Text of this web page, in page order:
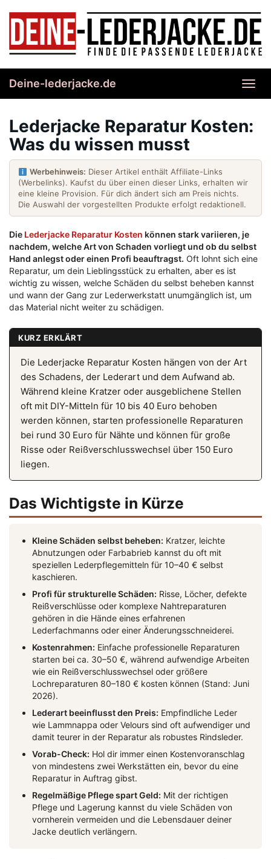
content
Deine-lederjacke.de
Lederjacke Reparatur Kosten:
Was du wissen musst
Werbehinweis: Dieser Artikel enthält Affiliate-Links
(Werbelinks). Kaufst du über einen dieser Links, erhalten wir
eine kleine Provision. Für dich ändert sich am Preis nichts.
Die Auswahl der vorgestellten Produkte erfolgt redaktionell.
Die Lederjacke Reparatur Kosten können stark variieren, je
nachdem, welche Art von Schaden vorliegt und ob du selbst
Hand anlegst oder einen Profi beauftragst. Oft lohnt sich eine
Reparatur, um dein Lieblingsstück zu erhalten, aber es ist
wichtig zu wissen, welche Schäden du selbst beheben kannst
und wann der Gang zur Lederwerkstatt unumgänglich ist, um
das Material nicht weiter zu schädigen.
KURZ ERKLÄRT
Die Lederjacke Reparatur Kosten hängen von der Art
des Schadens, der Lederart und dem Aufwand ab.
Während kleine Kratzer oder ausgeblichene Stellen
oft mit DIY-Mitteln für 10 bis 40 Euro behoben
werden können, starten professionelle Reparaturen
bei rund 30 Euro für Nähte und können für große
Risse oder Reißverschlusswechsel über 150 Euro
liegen.
Das Wichtigste in Kürze
Kleine Schäden selbst beheben: Kratzer, leichte
Abnutzungen oder Farbabrieb kannst du oft mit
speziellen Lederpflegemitteln für 10–40 € selbst
kaschieren.
Profi für strukturelle Schäden: Risse, Löcher, defekte
Reißverschlüsse oder komplexe Nahtreparaturen
gehören in die Hände eines erfahrenen
Lederfachmanns oder einer Änderungsschneiderei.
Kostenrahmen: Einfache professionelle Reparaturen
starten bei ca. 30–50 €, während aufwendige Arbeiten
wie ein Reißverschlusswechsel oder größere
Lochreparaturen 80–180 € kosten können (Stand: Juni
2026).
Lederart beeinflusst den Preis: Empfindliche Leder
wie Lammnappa oder Velours sind oft aufwendiger und
damit teurer in der Reparatur als robustes Rindsleder.
Vorab-Check: Hol dir immer einen Kostenvoranschlag
von mindestens zwei Werkstätten ein, bevor du eine
Reparatur in Auftrag gibst.
Regelmäßige Pflege spart Geld: Mit der richtigen
Pflege und Lagerung kannst du viele Schäden von
vornherein vermeiden und die Lebensdauer deiner
Jacke deutlich verlängern.